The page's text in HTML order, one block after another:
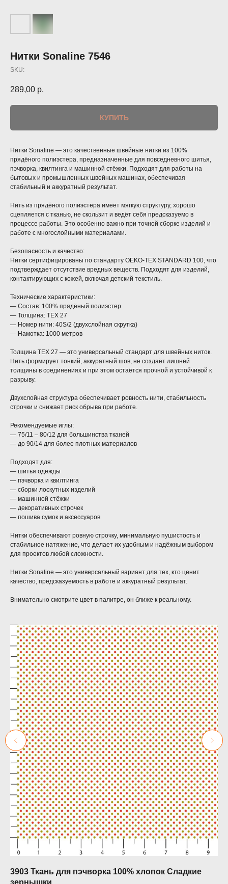
Нитки Sonaline 7546
SKU:
289,00 р.
КУПИТЬ
Нитки Sonaline — это качественные швейные нитки из 100%
прядёного полиэстера, предназначенные для повседневного шитья,
пэчворка, квилтинга и машинной стёжки. Подходят для работы на
бытовых и промышленных швейных машинах, обеспечивая
стабильный и аккуратный результат.
Нить из прядёного полиэстера имеет мягкую структуру, хорошо
сцепляется с тканью, не скользит и ведёт себя предсказуемо в
процессе работы. Это особенно важно при точной сборке изделий и
работе с многослойными материалами.
Безопасность и качество:
Нитки сертифицированы по стандарту OEKO-TEX STANDARD 100, что
подтверждает отсутствие вредных веществ. Подходят для изделий,
контактирующих с кожей, включая детский текстиль.
Технические характеристики:
— Состав: 100% прядёный полиэстер
— Толщина: TEX 27
— Номер нити: 40S/2 (двухслойная скрутка)
— Намотка: 1000 метров
Толщина TEX 27 — это универсальный стандарт для швейных ниток.
Нить формирует тонкий, аккуратный шов, не создаёт лишней
толщины в соединениях и при этом остаётся прочной и устойчивой к
разрыву.
Двухслойная структура обеспечивает ровность нити, стабильность
строчки и снижает риск обрыва при работе.
Рекомендуемые иглы:
— 75/11 – 80/12 для большинства тканей
— до 90/14 для более плотных материалов
Подходят для:
— шитья одежды
— пэчворка и квилтинга
— сборки лоскутных изделий
— машинной стёжки
— декоративных строчек
— пошива сумок и аксессуаров
Нитки обеспечивают ровную строчку, минимальную пушистость и
стабильное натяжение, что делает их удобным и надёжным выбором
для проектов любой сложности.
Нитки Sonaline — это универсальный вариант для тех, кто ценит
качество, предсказуемость в работе и аккуратный результат.
Внимательно смотрите цвет в палитре, он ближе к реальному.
3903 Ткань для пэчворка 100% хлопок Сладкие
зернышки